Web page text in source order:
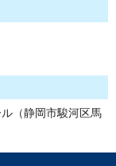
（静岡市駿河区馬